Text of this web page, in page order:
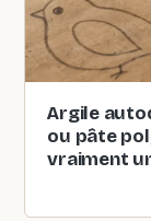
Argile
ou pâte
vraiment